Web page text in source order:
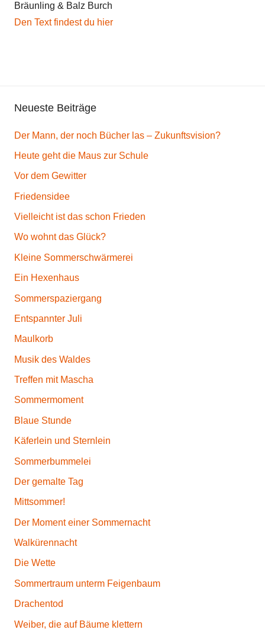
Bräunling & Balz Burch
Den Text findest du hier
Neueste Beiträge
Der Mann, der noch Bücher las – Zukunftsvision?
Heute geht die Maus zur Schule
Vor dem Gewitter
Friedensidee
Vielleicht ist das schon Frieden
Wo wohnt das Glück?
Kleine Sommerschwärmerei
Ein Hexenhaus
Sommerspaziergang
Entspannter Juli
Maulkorb
Musik des Waldes
Treffen mit Mascha
Sommermoment
Blaue Stunde
Käferlein und Sternlein
Sommerbummelei
Der gemalte Tag
Mittsommer!
Der Moment einer Sommernacht
Walkürennacht
Die Wette
Sommertraum unterm Feigenbaum
Drachentod
Weiber, die auf Bäume klettern